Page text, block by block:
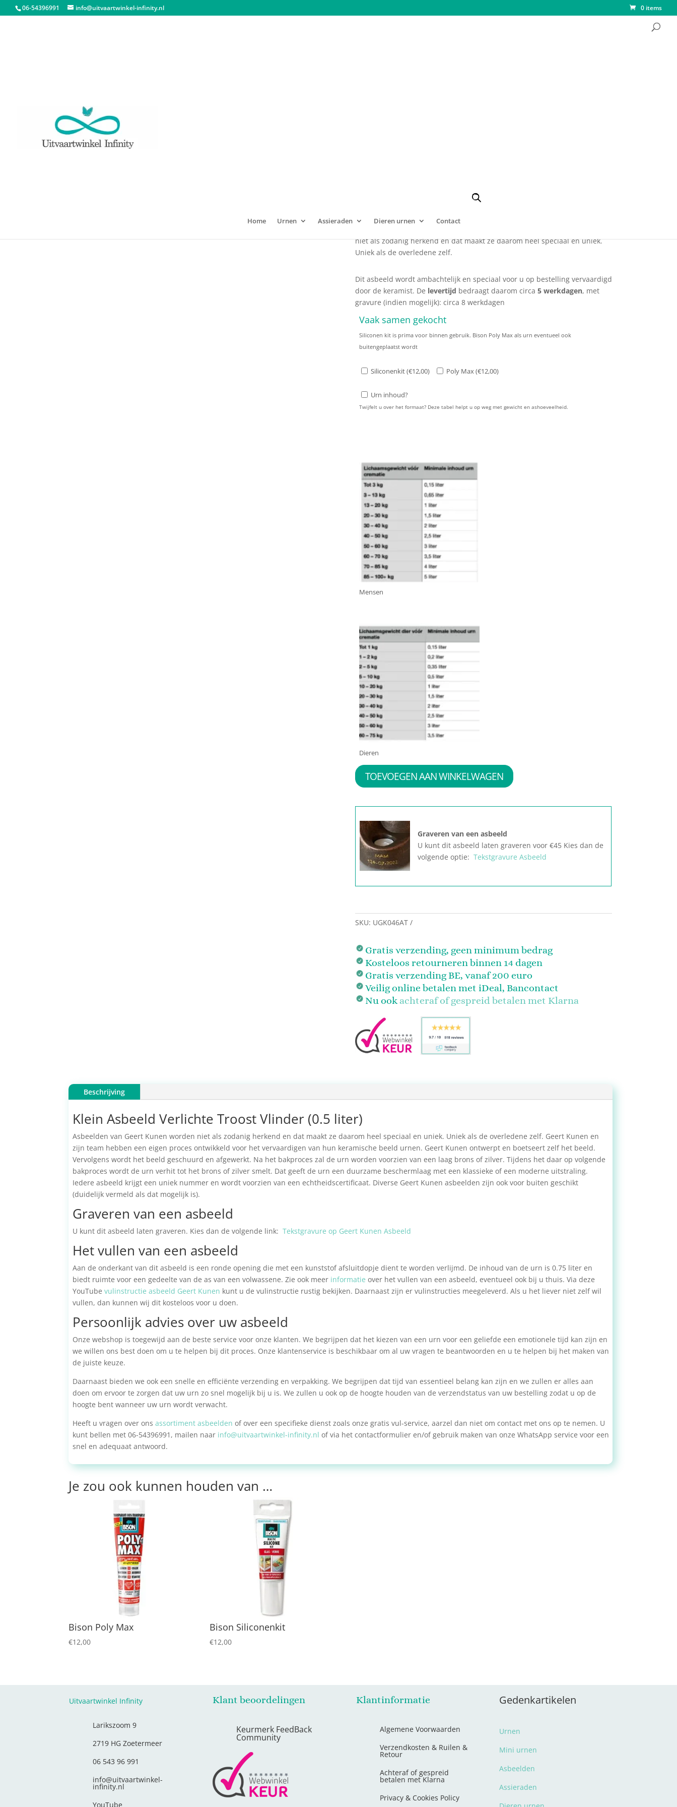
06-54396991 info@uitvaartwinkel-infinity.nl 0 items
Home Urnen Assieraden Dieren urnen Contact
Inhoud: 0.75 liter, hoog: 22 cm, breed: 16 cm
niet als zodanig herkend en dat maakt ze daarom heel speciaal en uniek.
Uniek als de overledene zelf.
Dit asbeeld wordt ambachtelijk en speciaal voor u op bestelling vervaardigd
door de keramist. De levertijd bedraagt daarom circa5 werkdagen, met
gravure (indien mogelijk): circa 8 werkdagen
Vaak samen gekocht
Siliconen kit is prima voor binnen gebruik. Bison Poly Max als urn eventueel ook
buitengeplaatst wordt
Siliconenkit (€12,00) Poly Max (€12,00)
Urn inhoud?
Twijfelt u over het formaat? Deze tabel helpt u op weg met gewicht en ashoeveelheid.
Mensen
Dieren
TOEVOEGEN AAN WINKELWAGEN
Graveren van een asbeeld
U kunt dit asbeeld laten graveren voor €45 Kies dan de
volgende optie:Tekstgravure Asbeeld
SKU: UGK046AT
Gratis verzending, geen minimum bedrag
Kosteloos retourneren binnen 14 dagen
Gratis verzending BE, vanaf 200 euro
Veilig online betalen met iDeal, Bancontact
Nu ookachteraf of gespreid betalen met Klarna
Beschrijving
Klein Asbeeld Verlichte Troost Vlinder (0.5 liter)
Asbeelden van Geert Kunen worden niet als zodanig herkend en dat maakt ze daarom heel speciaal en uniek. Uniek als de overledene zelf. Geert Kunen en
zijn team hebben een eigen proces ontwikkeld voor het vervaardigen van hun keramische beeld urnen. Geert Kunen ontwerpt en boetseert zelf het beeld.
Vervolgens wordt het beeld geschuurd en afgewerkt. Na het bakproces zal de urn worden voorzien van een laag brons of zilver. Tijdens het daar op volgende
bakproces wordt de urn verhit tot het brons of zilver smelt. Dat geeft de urn een duurzame beschermlaag met een klassieke of een moderne uitstraling.
Iedere asbeeld krijgt een uniek nummer en wordt voorzien van een echtheidscertificaat. Diverse Geert Kunen asbeelden zijn ook voor buiten geschikt
(duidelijk vermeld als dat mogelijk is).
Graveren van een asbeeld
U kunt dit asbeeld laten graveren. Kies dan de volgende link: Tekstgravure op Geert Kunen Asbeeld
Het vullen van een asbeeld
Aan de onderkant van dit asbeeld is een ronde opening die met een kunststof afsluitdopje dient te worden verlijmd. De inhoud van de urn is 0.75 liter en
biedt ruimte voor een gedeelte van de as van een volwassene. Zie ook meer informatie over het vullen van een asbeeld, eventueel ook bij u thuis. Via deze
YouTube vulinstructie asbeeld Geert Kunen kunt u de vulinstructie rustig bekijken. Daarnaast zijn er vulinstructies meegeleverd. Als u het liever niet zelf wil
vullen, dan kunnen wij dit kosteloos voor u doen.
Persoonlijk advies over uw asbeeld
Onze webshop is toegewijd aan de beste service voor onze klanten. We begrijpen dat het kiezen van een urn voor een geliefde een emotionele tijd kan zijn en
we willen ons best doen om u te helpen bij dit proces. Onze klantenservice is beschikbaar om al uw vragen te beantwoorden en u te helpen bij het maken van
de juiste keuze.
Daarnaast bieden we ook een snelle en efficiënte verzending en verpakking. We begrijpen dat tijd van essentieel belang kan zijn en we zullen er alles aan
doen om ervoor te zorgen dat uw urn zo snel mogelijk bij u is. We zullen u ook op de hoogte houden van de verzendstatus van uw bestelling zodat u op de
hoogte bent wanneer uw urn wordt verwacht.
Heeft u vragen over ons assortiment asbeelden of over een specifieke dienst zoals onze gratis vul-service, aarzel dan niet om contact met ons op te nemen. U
kunt bellen met 06-54396991, mailen naar info@uitvaartwinkel-infinity.nl of via het contactformulier en/of gebruik maken van onze WhatsApp service voor een
snel en adequaat antwoord.
Je zou ook kunnen houden van …
Bison Poly Max
€12,00
Bison Siliconenkit
€12,00
Uitvaartwinkel Infinity
Larikszoom 9
2719 HG Zoetermeer
06 543 96 991
info@uitvaartwinkel-
infinity.nl
YouTube
Klant beoordelingen
Keurmerk FeedBack
Community
Klantinformatie
Algemene Voorwaarden
Verzendkosten & Ruilen &
Retour
Achteraf of gespreid
betalen met Klarna
Privacy & Cookies Policy
Gedenkartikelen
Urnen
Mini urnen
Asbeelden
Assieraden